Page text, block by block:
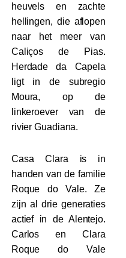
heuvels en zachte
hellingen, die aflopen
naar het meer van
Caliços de Pias.
Herdade da Capela
ligt in de subregio
Moura, op de
linkeroever van de
rivier Guadiana.
Casa Clara is in
handen van de familie
Roque do Vale. Ze
zijn al drie generaties
actief in de Alentejo.
Carlos en Clara
Roque do Vale